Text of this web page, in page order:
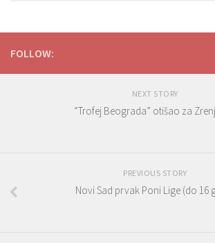
FOLLOW:
NEXT STORY
“Trofej Beograda” otišao za
PREVIOUS STORY
Novi Sad prvak Poni Lige (do 16